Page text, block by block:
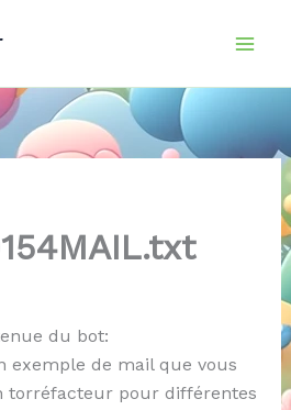
du bot:
exemple de mail que vous
torréfacteur pour différentes